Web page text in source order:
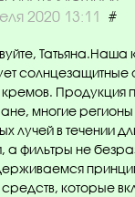
2020 13:11 #
Татьяна.Наша
солнцезащитные
кремов. Продукция
многие
лучей в течении
а фильтры не
средств, которые